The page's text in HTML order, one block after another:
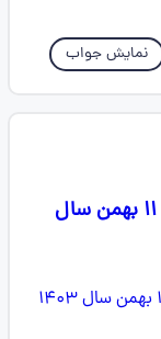
نمایش جواب
جواب پاسخ سوالات درس هایی از قرآن ۱۱ بهمن سال